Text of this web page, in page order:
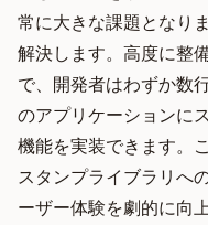
常に大きな課題となり
解決します。高度に整
で、開発者はわずか数
のアプリケーションに
機能を実装できます。
スタンプライブラリへ
ーザー体験を劇的に向